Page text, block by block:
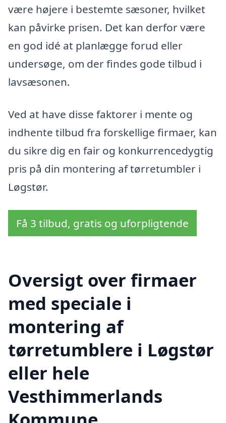
være højere i bestemte sæsoner, hvilket
kan påvirke prisen. Det kan derfor være
en god idé at planlægge forud eller
undersøge, om der findes gode tilbud i
lavsæsonen.
Ved at have disse faktorer i mente og
indhente tilbud fra forskellige firmaer, kan
du sikre dig en fair og konkurrencedygtig
pris på din montering af tørretumbler i
Løgstør.
Få 3 tilbud, gratis og uforpligtende
Oversigt over firmaer
med speciale i
montering af
tørretumblere i Løgstør
eller hele
Vesthimmerlands